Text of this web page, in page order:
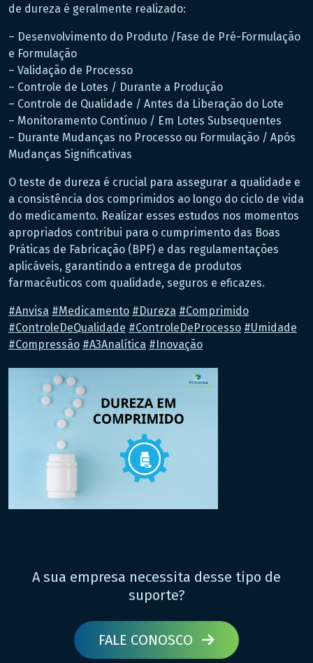
de dureza é geralmente realizado:
– Desenvolvimento do Produto /Fase de Pré-Formulação
e Formulação
– Validação de Processo
– Controle de Lotes / Durante a Produção
– Controle de Qualidade / Antes da Liberação do Lote
– Monitoramento Contínuo / Em Lotes Subsequentes
– Durante Mudanças no Processo ou Formulação / Após
Mudanças Significativas
O teste de dureza é crucial para assegurar a qualidade e
a consistência dos comprimidos ao longo do ciclo de vida
do medicamento. Realizar esses estudos nos momentos
apropriados contribui para o cumprimento das Boas
Práticas de Fabricação (BPF) e das regulamentações
aplicáveis, garantindo a entrega de produtos
farmacêuticos com qualidade, seguros e eficazes.
#Anvisa #Medicamento # Dureza #Comprimido
#ControleDeQualidade #ControleDeProcesso #Umidade
#Compressão #A3Analítica # Inovação
A sua empresa necessita desse tipo de
suporte?
FALE CONOSCO